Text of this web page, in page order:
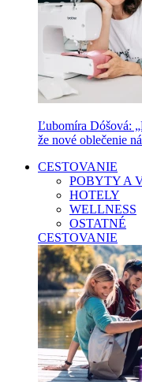
Ľubomíra Dóšová:
že nové oblečenie
CESTOVANIE
POBYTY A
HOTELY
WELLNESS
OSTATNÉ
CESTOVANIE